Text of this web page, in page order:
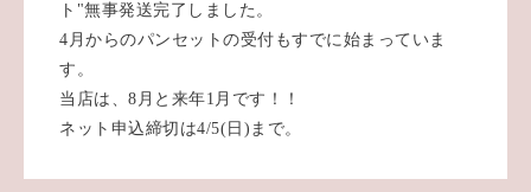
ト"無事発送完了しました。
4月からのパンセットの受付もすでに始まっていま
す。
当店は、8月と来年1月です！！
ネット申込締切は4/5(日)まで。